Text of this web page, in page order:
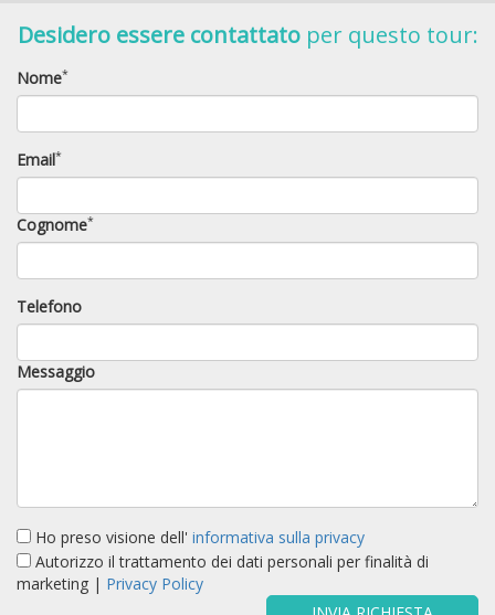
Esclusiva di Albatros Top Boat
Desidero essere contattatoper questo tour:
Nome*
Email*
Cognome*
Telefono
Messaggio
Ho preso visione dell' informativa sulla privacy
Autorizzo il trattamento dei dati personali per finalità di
marketing | Privacy Policy